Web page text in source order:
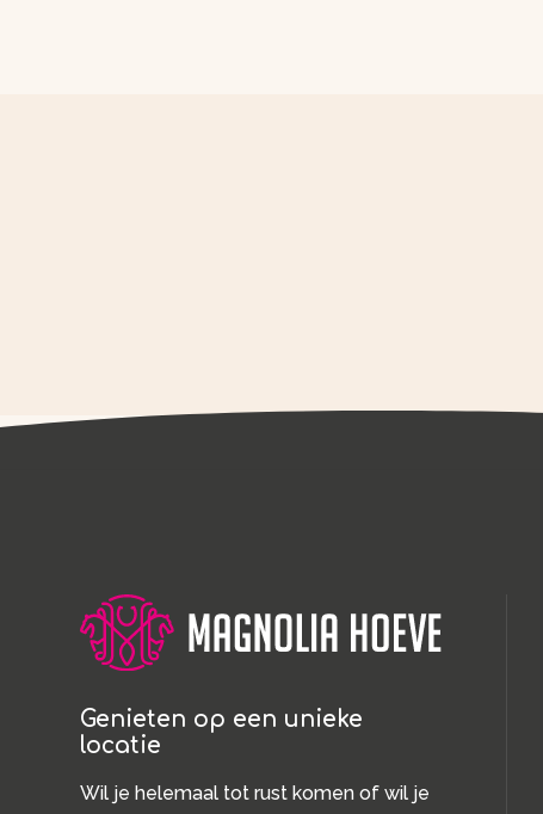
Genieten op een unieke
locatie
Wil je helemaal tot rust komen of wil je